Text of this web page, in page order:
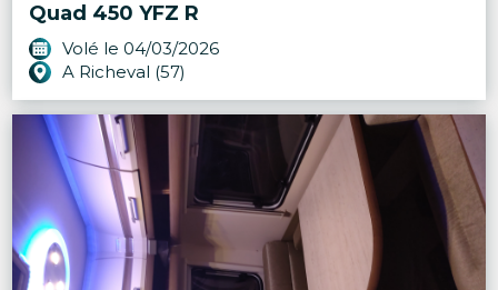
Quad 450 YFZ R
Volé le 04/03/2026
A Richeval (57)